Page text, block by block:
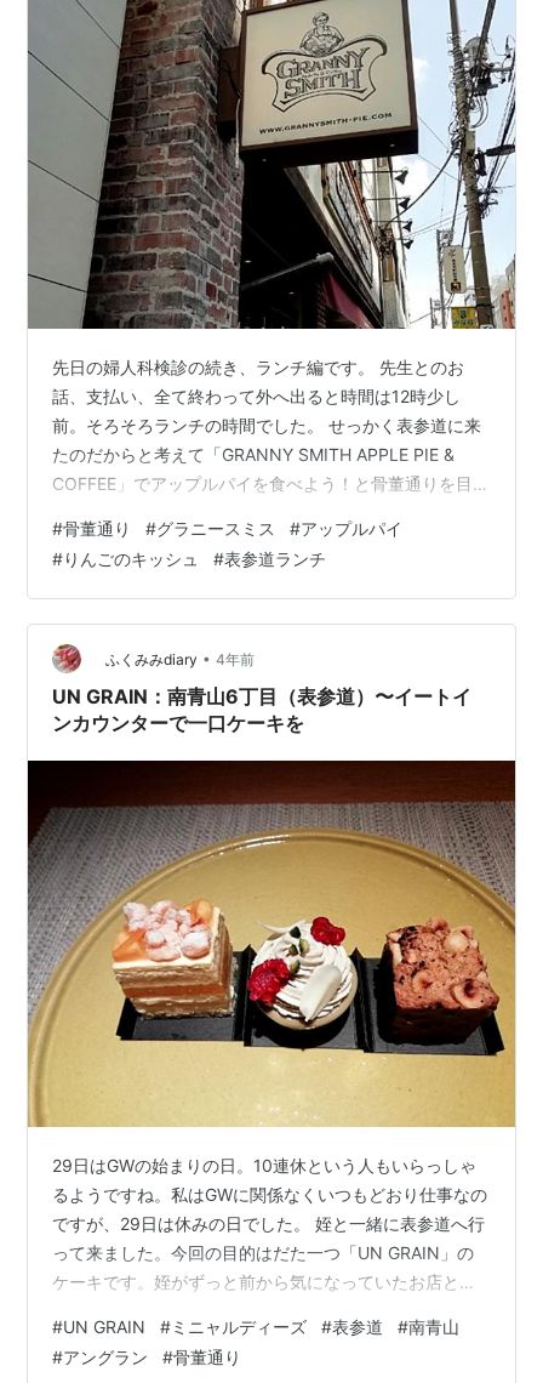
先日の婦人科検診の続き、ランチ編です。 先生とのお
話、支払い、全て終わって外へ出ると時間は12時少し
前。そろそろランチの時間でした。 せっかく表参道に来
たのだからと考えて「GRANNY SMITH APPLE PIE &
COFFEE」でアップルパイを食べよう！と骨董通りを目指
ですが、骨董通りに入ると落ち着いた雰囲気になりま
す。 GRANNY SMITH APPLE PIE & COFFEE グラニース
ミスアップルパイアンドコーヒー スイーツの中でもアッ
プルパイはかなり好きです。りんごの酸味も加わってど
ちらかと言うとさっぱり食べられるスイーツ…
#骨董通り #グラニースミス #アップルパイ
#りんごのキッシュ #表参道ランチ
ふくみみdiary • 4年前
UN GRAIN：南青山6丁目（表参道）〜イートイ
ンカウンターで一口ケーキを
29日はGWの始まりの日。10連休という人もいらっしゃ
るようですね。私はGWに関係なくいつもどおり仕事なの
ですが、29日は休みの日でした。 姪と一緒に表参道へ行
って来ました。今回の目的はだた一つ「UN GRAIN」の
ケーキです。姪がずっと前から気になっていたお店とい
予報も良くなかったので、目的を果たしたらウロウロせ
ずに帰宅しようと相談して行きました。 UN GRAIN 始め
#UN GRAIN #ミニャルディーズ #表参道 #南青山
#アングラン #骨董通り